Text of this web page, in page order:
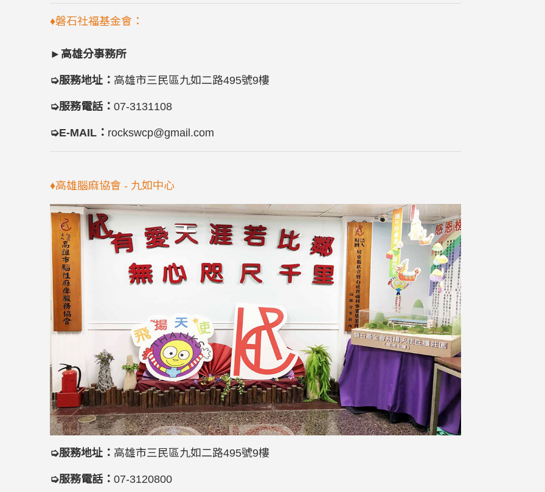
♦磐石社福基金會：
► 高雄分事務所
➭服務地址： 高雄市三民區九如二路495號9樓
➭服務電話： 07-3131108
➭E-MAIL： rockswcp@gmail.com
♦高雄腦麻協會 - 九如中心
➭服務地址： 高雄市三民區九如二路495號9樓
➭服務電話： 07-3120800